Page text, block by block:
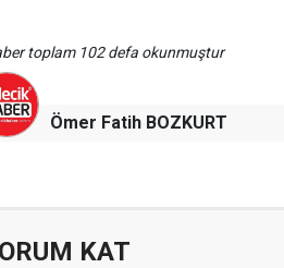
toplam 102 defa okunmuştur
Ömer Fatih BOZKURT
KAT